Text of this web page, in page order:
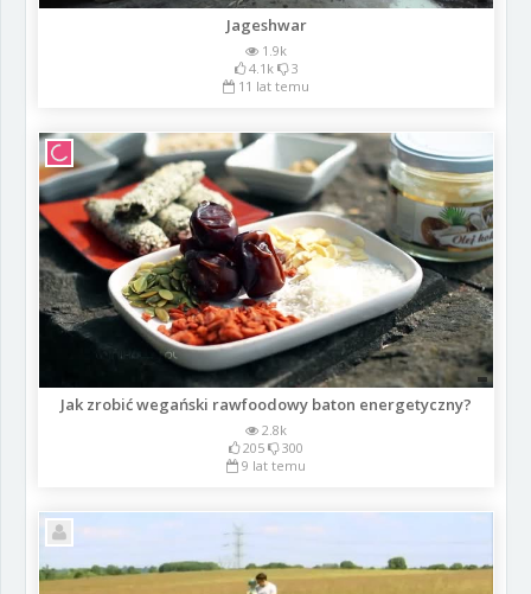
Jageshwar
1.9k
4.1k
3
11 lat temu
Jak zrobić wegański rawfoodowy baton energetyczny?
2.8k
205
300
9 lat temu